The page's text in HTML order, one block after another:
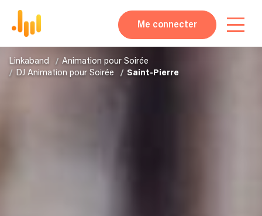
Me connecter
Linkaband
Animation pour Soirée
DJ Animation pour Soirée
Saint-Pierre